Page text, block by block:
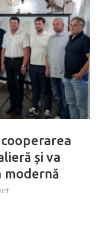
și va